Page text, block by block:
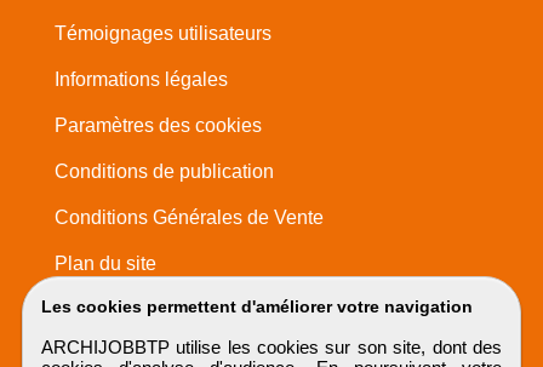
Les cookies permettent d'améliorer votre navigation
ARCHIJOBBTP utilise les cookies sur son site, dont des
Témoignages utilisateurs
Informations légales
Paramètres des cookies
Conditions de publication
Conditions Générales de Vente
Plan du site